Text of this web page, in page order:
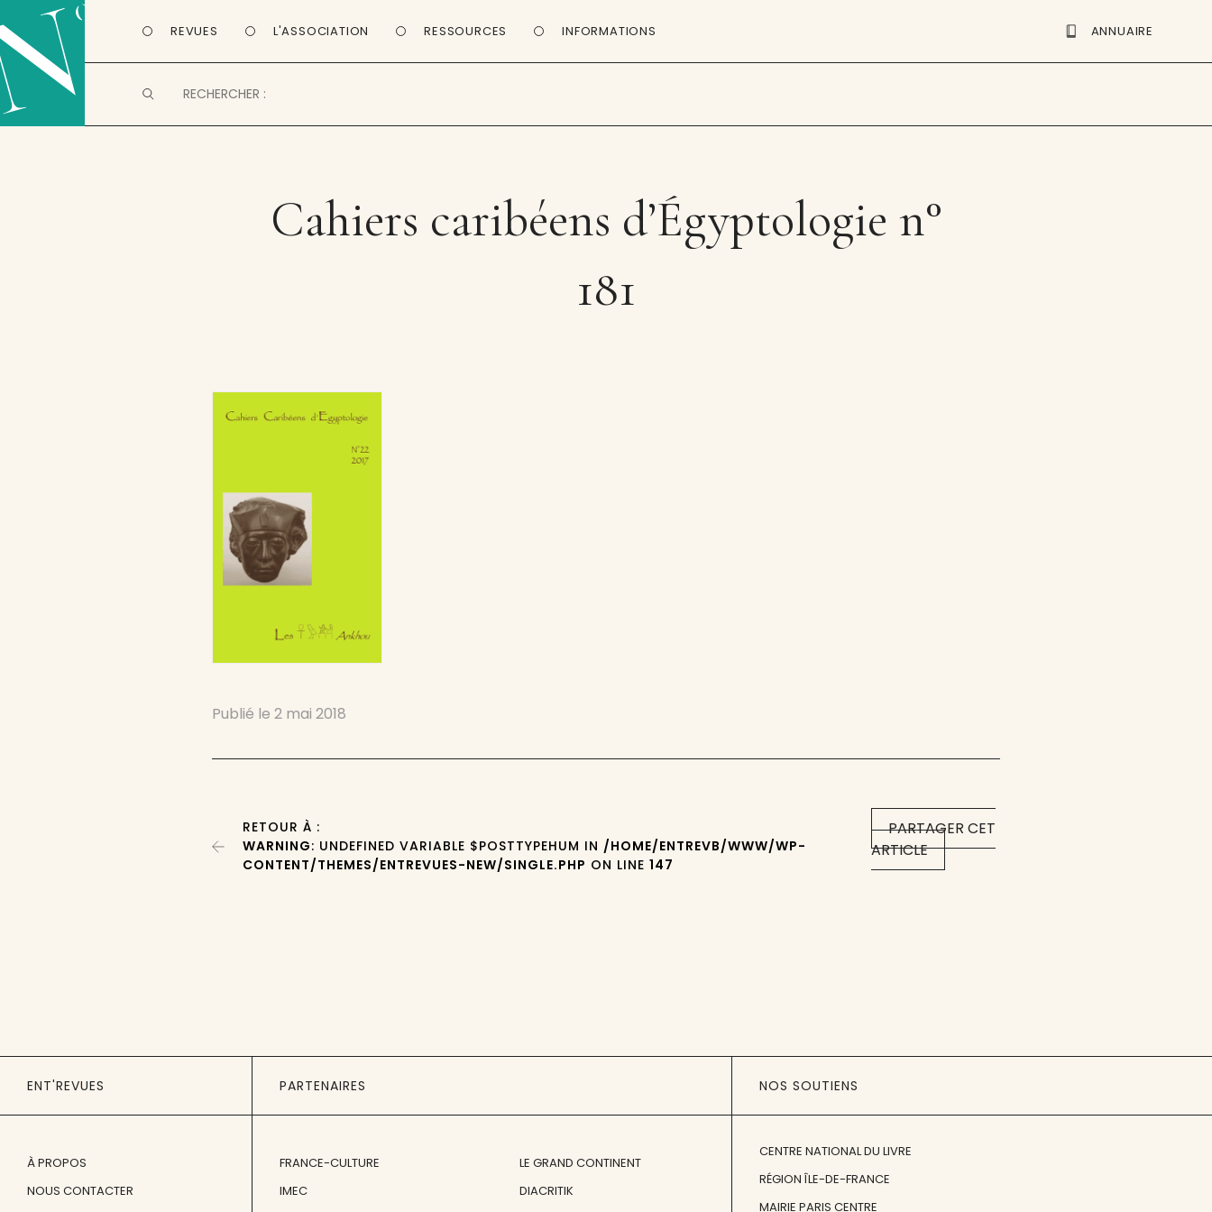
REVUES L'ASSOCIATION RESSOURCES INFORMATIONS ANNUAIRE
Cahiers caribéens d’Égyptologie n°
181
Publié le2 mai 2018
PARTAGER CET
ARTICLE
RETOUR À :
WARNING: UNDEFINED VARIABLE $POSTTYPEHUM IN /HOME/ENTREVB/WWW/WP-
CONTENT/THEMES/ENTREVUES-NEW/SINGLE.PHP ON LINE147
ENT'REVUES
À PROPOS
NOUS CONTACTER
PARTENAIRES
FRANCE-CULTURE
IMEC
LE GRAND CONTINENT
DIACRITIK
NOS SOUTIENS
CENTRE NATIONAL DU LIVRE
RÉGION ÎLE-DE-FRANCE
MAIRIE PARIS CENTRE